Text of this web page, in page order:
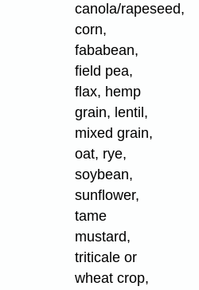
canola/rapeseed,
corn,
fababean,
field pea,
flax, hemp
grain, lentil,
mixed grain,
oat, rye,
soybean,
sunflower,
tame
mustard,
triticale or
wheat crop,